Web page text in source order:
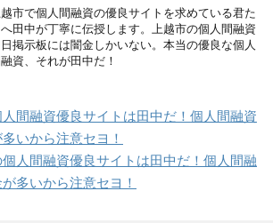
市で個人間融資の優良サイトを求めている君た
田中が丁寧に伝授します。上越市の個人間融資
掲示板には闇金しかいない。本当の優良な個人
資、それが田中だ！
間融資優良サイトは田中だ！個人間融資
いから注意セヨ！
人間融資優良サイトは田中だ！個人間融
多いから注意セヨ！